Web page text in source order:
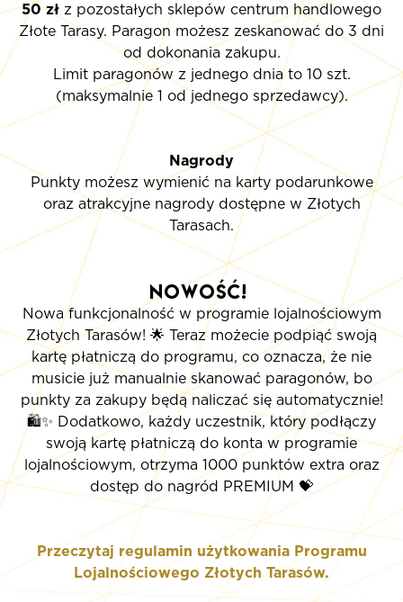
50 zł z pozostałych sklepów centrum handlowego
Złote Tarasy. Paragon możesz zeskanować do 3 dni
od dokonania zakupu.
Limit paragonów z jednego dnia to 10 szt.
(maksymalnie 1 od jednego sprzedawcy).
Nagrody
Punkty możesz wymienić na karty podarunkowe
oraz atrakcyjne nagrody dostępne w Złotych
Tarasach.
Nowość!
Nowa funkcjonalność w programie lojalnościowym
Złotych Tarasów! 🌟 Teraz możecie podpiąć swoją
kartę płatniczą do programu, co oznacza, że nie
musicie już manualnie skanować paragonów, bo
punkty za zakupy będą naliczać się automatycznie!
🛍️✨ Dodatkowo, każdy uczestnik, który podłączy
swoją kartę płatniczą do konta w programie
lojalnościowym, otrzyma 1000 punktów extra oraz
dostęp do nagród PREMIUM 💝
Przeczytaj regulamin użytkowania Programu
Lojalnościowego Złotych Tarasów.